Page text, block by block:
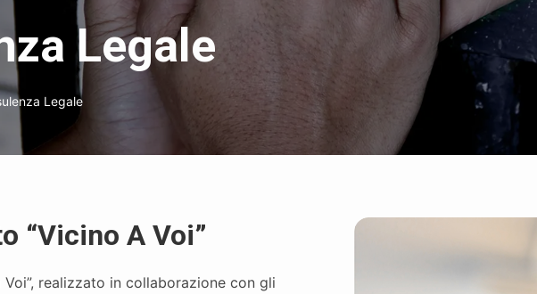
Legale
Legale
“Vicino A Voi”
realizzato in collaborazione con gli